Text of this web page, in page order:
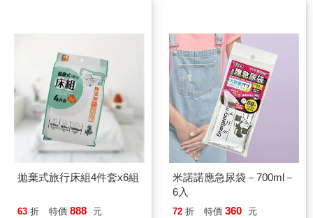
拋棄式旅行床組4件套x6組
63 折 特價 888 元
米諾諾應急尿袋－700ml－
6入
72 折 特價 360 元